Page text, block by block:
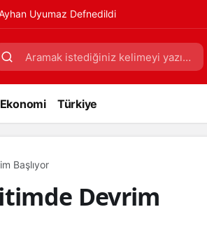
Uyumaz Defnedildi
Ekonomi Türkiye
Başlıyor
Devrim